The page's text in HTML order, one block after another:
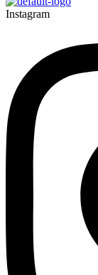
Instagram